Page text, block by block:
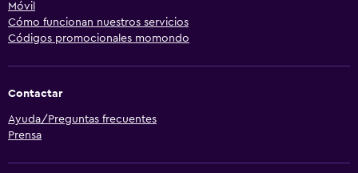
Móvil
Cómo funcionan nuestros servicios
Códigos promocionales momondo
Contactar
Ayuda/Preguntas frecuentes
Prensa